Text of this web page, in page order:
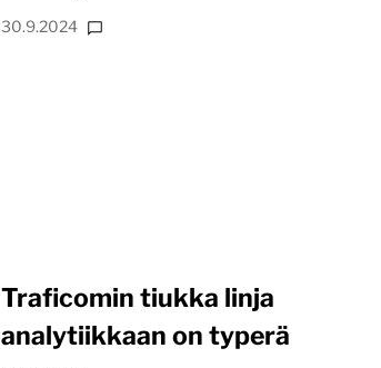
30.9.2024
Traficomin tiukka linja
analytiikkaan on typerä